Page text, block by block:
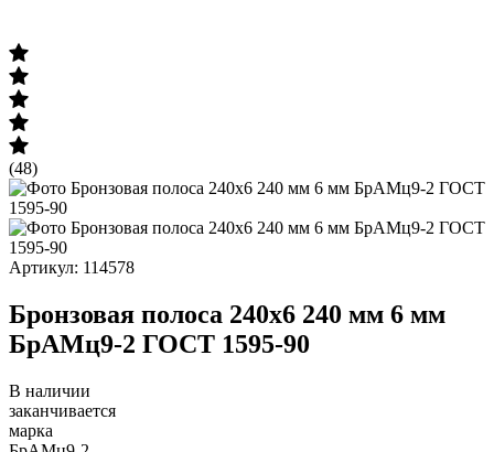
(48)
Артикул: 114578
Бронзовая полоса 240х6 240 мм 6 мм
БрАМц9-2 ГОСТ 1595-90
В наличии
заканчивается
марка